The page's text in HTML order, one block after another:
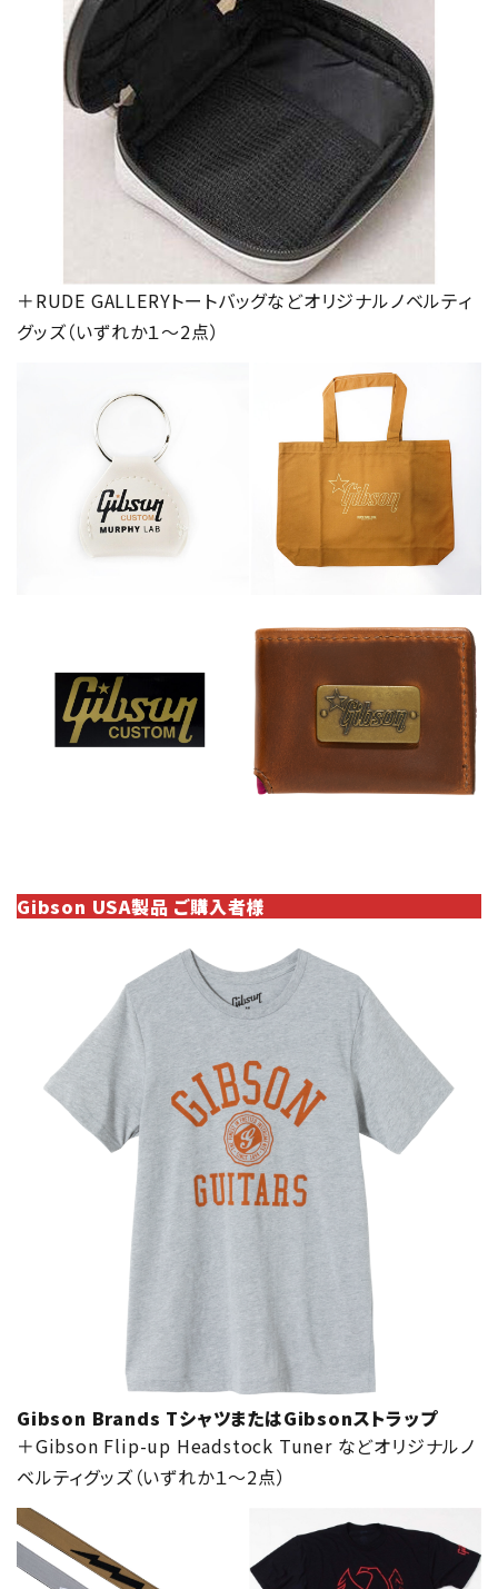
＋RUDE GALLERYトートバッグなどオリジナルノベルティ
グッズ（いずれか１～2点）
Gibson USA製品 ご購入者様
Gibson Brands TシャツまたはGibsonストラップ
＋Gibson Flip-up Headstock Tuner などオリジナルノ
ベルティグッズ（いずれか１～2点）